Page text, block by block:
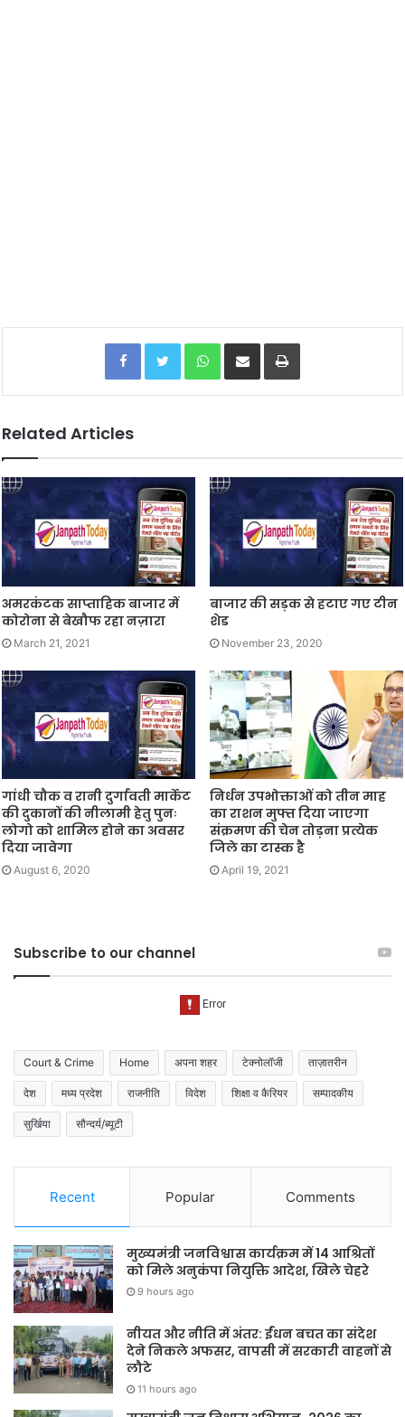
Facebook Twitter WhatsApp
Related Articles
अमरकंटक साप्ताहिक बाजार में
कोरोना से बेखौफ रहा नज़ारा
March 21, 2021
बाजार की सड़क से हटाए गए टीन
शेड
November 23, 2020
गांधी चौक व रानी दुर्गावती मार्केट
की दुकानों की नीलामी हेतु पुनः
लोगो को शामिल होने का अवसर
दिया जावेगा
August 6, 2020
निर्धन उपभोक्ताओं को तीन माह
का राशन मुफ्त दिया जाएगा
संक्रमण की चेन तोड़ना प्रत्येक
जिले का टास्क है
April 19, 2021
Subscribe to our channel
Court & Crime Home अपना शहर टेक्नोलॉजी ताज़ातरीन
देश मध्य प्रदेश राजनीति विदेश शिक्षा व कैरियर सम्पादकीय
सुर्खिया सौन्दर्य/ब्यूटी
Recent Popular Comments
मुख्यमंत्री जनविश्वास कार्यक्रम में 14 आश्रितों
को मिले अनुकंपा नियुक्ति आदेश, खिले चेहरे
9 hours ago
नीयत और नीति में अंतर: ईंधन बचत का संदेश
देने निकले अफसर, वापसी में सरकारी वाहनों से
लौटे
11 hours ago